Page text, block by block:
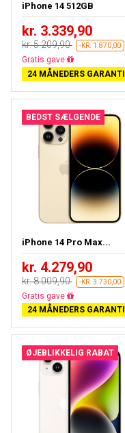
iPhone 14 512GB
kr. 3.339,90
kr. 5.209,90 -KR. 1.870,00
Gratis fragt
24 MÅNEDERS GARANTI
BEDST SÆLGENDE
iPhone 14 Pro Max...
kr. 4.279,90
kr. 8.009,90 -KR. 3.730,00
Gratis fragt
24 MÅNEDERS GARANTI
ØJEBLIKKELIG RABAT